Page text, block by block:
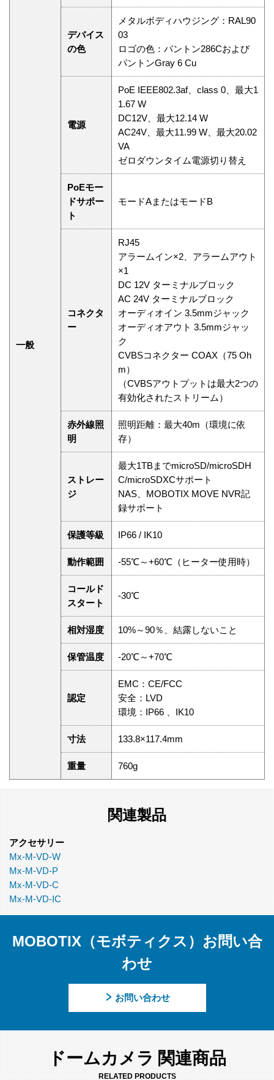
一般
デバイス
の色
メタルボディハウジング：RAL90
03
ロゴの色：パントン286Cおよび
パントンGray 6 Cu
電源
PoE IEEE802.3af、class 0、最大1
1.67 W
DC12V、最大12.14 W
AC24V、最大11.99 W、最大20.02
VA
ゼロダウンタイム電源切り替え
PoEモー
ドサポー
ト
モードAまたはモードB
コネクタ
ー
RJ45
アラームイン×2、アラームアウト
×1
DC 12V ターミナルブロック
AC 24V ターミナルブロック
オーディオイン 3.5mmジャック
オーディオアウト 3.5mmジャッ
ク
CVBSコネクター COAX（75 Oh
m）
（CVBSアウトプットは最大2つの
有効化されたストリーム）
赤外線照
明
照明距離：最大40m（環境に依
存）
ストレー
ジ
最大1TBまでmicroSD/microSDH
C/microSDXCサポート
NAS、MOBOTIX MOVE NVR記
録サポート
保護等級 IP66 / IK10
動作範囲 -55℃～+60℃（ヒーター使用時）
コールド
スタート
-30℃
相対湿度 10%～90％、結露しないこと
保管温度 -20℃～+70℃
認定
EMC：CE/FCC
安全：LVD
環境：IP66 、IK10
寸法 133.8×117.4mm
重量 760g
関連製品
アクセサリー
Mx-M-VD-W
Mx-M-VD-P
Mx-M-VD-C
Mx-M-VD-IC
MOBOTIX（モボティクス）お問い合
わせ
お問い合わせ
ドームカメラ 関連商品
RELATED PRODUCTS